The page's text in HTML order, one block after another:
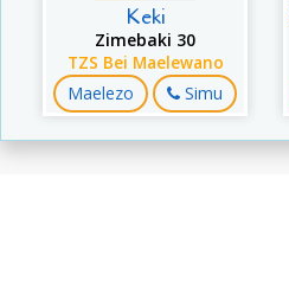
Keki
Zimebaki 30
TZS Bei Maelewano
Maelezo Simu